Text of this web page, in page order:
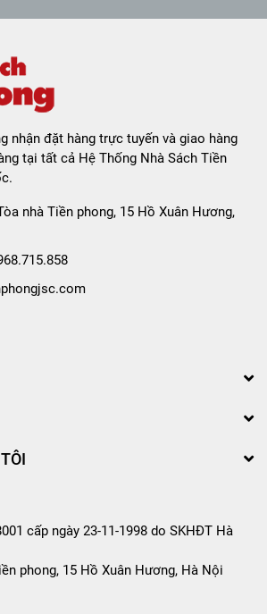
nhận đặt hàng trực tuyến và giao hàng
tại tất cả Hệ Thống Nhà Sách Tiền
nhà Tiền phong, 15 Hồ Xuân Hương,
cấp ngày 23-11-1998 do SKHĐT Hà
phong, 15 Hồ Xuân Hương, Hà Nội